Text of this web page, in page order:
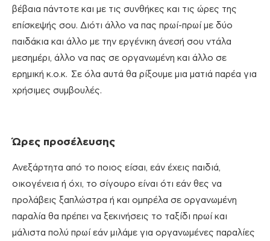
βέβαια πάντοτε και με τις συνθήκες και τις ώρες της
επίσκεψής σου. Διότι άλλο να πας πρωί-πρωί με δύο
παιδάκια και άλλο με την εργένικη άνεσή σου ντάλα
μεσημέρι, άλλο να πας σε οργανωμένη και άλλο σε
ερημική κ.ο.κ. Σε όλα αυτά θα ρίξουμε μια ματιά παρέα για
χρήσιμες συμβουλές.
Ώρες προσέλευσης
Ανεξάρτητα από το ποιος είσαι, εάν έχεις παιδιά,
οικογένεια ή όχι, το σίγουρο είναι ότι εάν θες να
προλάβεις ξαπλώστρα ή και ομπρέλα σε οργανωμένη
παραλία θα πρέπει να ξεκινήσεις το ταξίδι πρωί και
μάλιστα πολύ πρωί εάν μιλάμε για οργανωμένες παραλίες